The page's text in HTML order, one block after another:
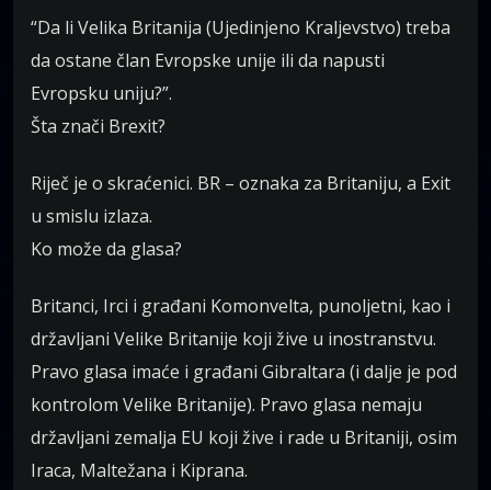
“Da li Velika Britanija (Ujedinjeno Kraljevstvo) treba
da ostane član Evropske unije ili da napusti
Evropsku uniju?”.
Šta znači Brexit?
Riječ je o skraćenici. BR – oznaka za Britaniju, a Exit
u smislu izlaza.
Ko može da glasa?
Britanci, Irci i građani Komonvelta, punoljetni, kao i
državljani Velike Britanije koji žive u inostranstvu.
Pravo glasa imaće i građani Gibraltara (i dalje je pod
kontrolom Velike Britanije). Pravo glasa nemaju
državljani zemalja EU koji žive i rade u Britaniji, osim
Iraca, Maltežana i Kiprana.